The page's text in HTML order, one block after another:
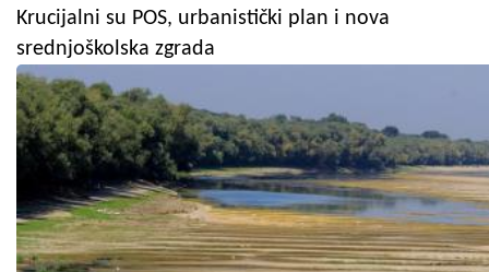
Krucijalni su POS, urbanistički plan i nova
srednjoškolska zgrada